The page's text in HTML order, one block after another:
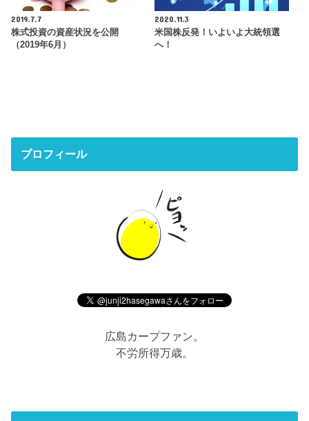
2019.7.7
株式投資の資産状況を公開
（2019年6月）
2020.11.3
米国株反発！いよいよ大統領選
へ！
プロフィール
広島カープファン。
不労所得万歳。